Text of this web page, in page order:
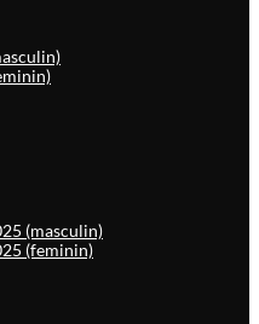
(masculin)
(feminin)